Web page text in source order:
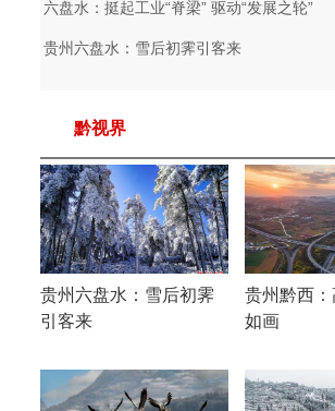
六盘水：挺起工业“脊梁” 驱动“发展之轮”
贵州六盘水：雪后初霁引客来
黔视界
贵州六盘水：雪后初霁
引客来
贵州黔西
如画